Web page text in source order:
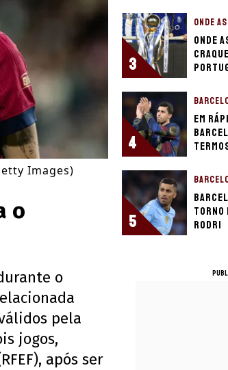
Images)
o
o
pela
jogos,
após ser
3
ONDE
Onde
4
Em
5
torno
Rodri